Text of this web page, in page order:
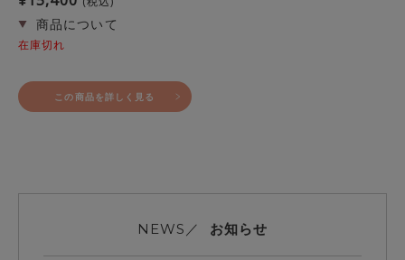
在庫切れ
この商品を詳しく見る
NEWS／ お知らせ